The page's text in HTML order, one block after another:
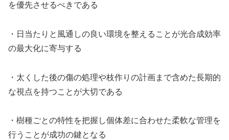
を優先させるべきである
・日当たりと風通しの良い環境を整えることが光合成効率
の最大化に寄与する
・太くした後の傷の処理や枝作りの計画まで含めた長期的
な視点を持つことが大切である
・樹種ごとの特性を把握し個体差に合わせた柔軟な管理を
行うことが成功の鍵となる